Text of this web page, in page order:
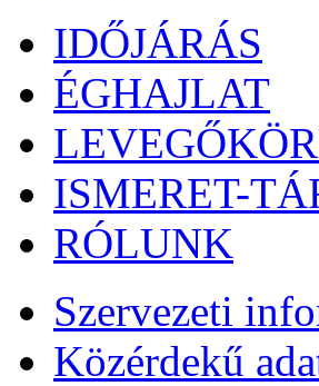
IDŐJÁRÁS
ÉGHAJLAT
ISMERET-
RÓLUNK
Szervezeti
Közérdekű